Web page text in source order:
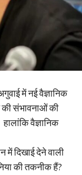
में नई वैज्ञानिक
की संभावनाओं की
वैज्ञानिक
में दिखाई देने वाली
की तकनीक हैं?